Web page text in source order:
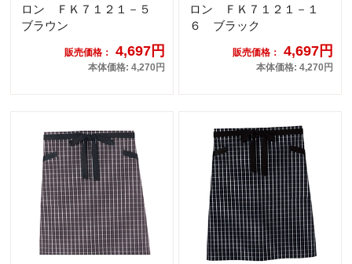
ロン ＦＫ７１２１－５
ブラウン
販売価格： 4,697円
本体価格: 4,270円
ロン ＦＫ７１２１－１
６ ブラック
販売価格： 4,697円
本体価格: 4,270円